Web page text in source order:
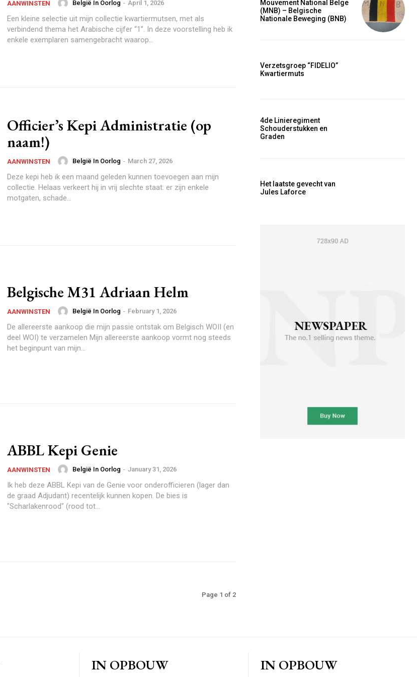
Praesent euismod ac
Ut mollis pellentesque tortor
Nullam eu erat condimentum
AANWINSTEN België In Oorlog - April 1, 2026
Een kleine selectie uit mijn collectie kwartiermutsen, met als
verbindend thema het Arabische cijfer “1”. In deze voorstelling heb ik
enkele exemplaren samengebracht waarop...
Officier’s Kepi Administratie (op
naam!)
AANWINSTEN België In Oorlog - March 27, 2026
Deze kepi heb ik een maand geleden kunnen toevoegen aan mijn
collectie. Helaas verkeert hij in vrij slechte staat: er zijn enkele
motgaten, schade...
Belgische M31 Adriaan Helm
AANWINSTEN België In Oorlog - February 1, 2026
De allereerste aankoop die mijn passie ontstak om Belgisch WOII (en
deel WOI) te verzamelen Mijn allereerste aankoop vormt nog steeds
het beginpunt van mijn...
ABBL Kepi Genie
AANWINSTEN België In Oorlog - January 31, 2026
Ik heb deze ABBL Kepi van de Genie voor onderofficieren (lager dan
de graad Adjudant) recentelijk kunnen kopen. De bies is
"Scharlakenrood" (rood tot...
Page 1 of 2
Mouvement National Belge
(MNB) – Belgische
Nationale Beweging (BNB)
Verzetsgroep “FIDELIO”
Kwartiermuts
4de Linieregiment
Schouderstukken en
Graden
Het laatste gevecht van
Jules Laforce
IN OPBOUW IN OPBOUW